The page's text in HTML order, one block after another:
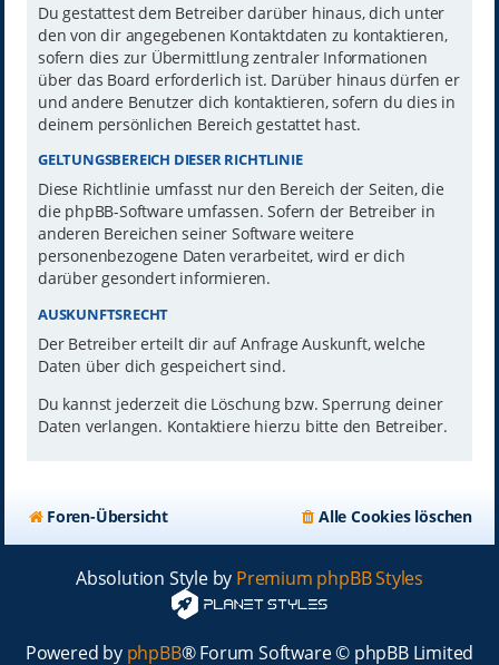
Du gestattest dem Betreiber darüber hinaus, dich unter
den von dir angegebenen Kontaktdaten zu kontaktieren,
sofern dies zur Übermittlung zentraler Informationen
über das Board erforderlich ist. Darüber hinaus dürfen er
und andere Benutzer dich kontaktieren, sofern du dies in
deinem persönlichen Bereich gestattet hast.
GELTUNGSBEREICH DIESER RICHTLINIE
Diese Richtlinie umfasst nur den Bereich der Seiten, die
die phpBB-Software umfassen. Sofern der Betreiber in
anderen Bereichen seiner Software weitere
personenbezogene Daten verarbeitet, wird er dich
darüber gesondert informieren.
AUSKUNFTSRECHT
Der Betreiber erteilt dir auf Anfrage Auskunft, welche
Daten über dich gespeichert sind.
Du kannst jederzeit die Löschung bzw. Sperrung deiner
Daten verlangen. Kontaktiere hierzu bitte den Betreiber.
Foren-Übersicht Alle Cookies löschen
Absolution Style by Premium phpBB Styles
Powered by phpBB® Forum Software © phpBB Limited